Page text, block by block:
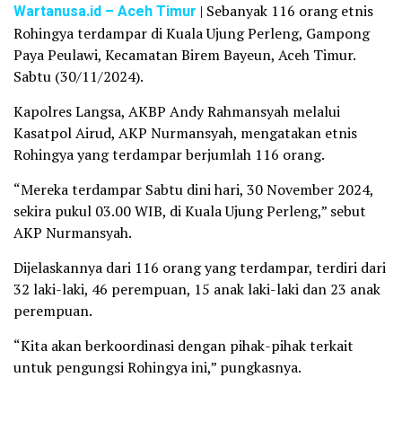
Wartanusa.id – Aceh Timur | Sebanyak 116 orang etnis
Rohingya terdampar di Kuala Ujung Perleng, Gampong
Paya Peulawi, Kecamatan Birem Bayeun, Aceh Timur.
Sabtu (30/11/2024).
Kapolres Langsa, AKBP Andy Rahmansyah melalui
Kasatpol Airud, AKP Nurmansyah, mengatakan etnis
Rohingya yang terdampar berjumlah 116 orang.
“Mereka terdampar Sabtu dini hari, 30 November 2024,
sekira pukul 03.00 WIB, di Kuala Ujung Perleng,” sebut
AKP Nurmansyah.
Dijelaskannya dari 116 orang yang terdampar, terdiri dari
32 laki-laki, 46 perempuan, 15 anak laki-laki dan 23 anak
perempuan.
“Kita akan berkoordinasi dengan pihak-pihak terkait
untuk pengungsi Rohingya ini,” pungkasnya.